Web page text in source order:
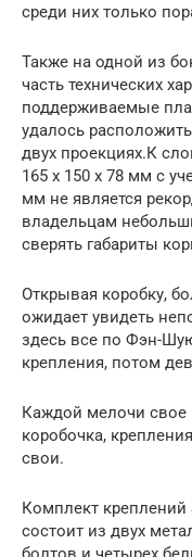
среди них только
Также на одной из
часть технических
поддерживаемые
удалось
двух проекциях.К
165 х 150 х 78 мм с
мм не является
владельцам
сверять габариты
Открывая коробку,
ожидает увидеть
здесь все по Фэн-
крепления, потом
Каждой мелочи свое
коробочка,
свои.
Комплект
состоит из двух